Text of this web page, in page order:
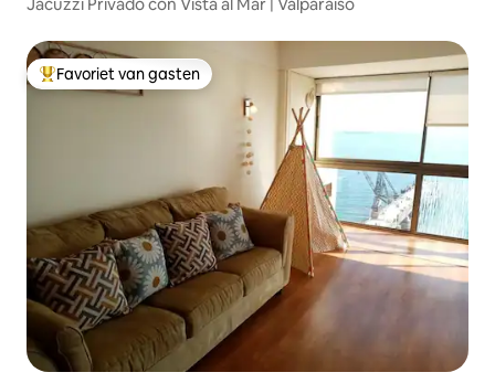
Topfavoriet van gasten
Favoriet van gasten